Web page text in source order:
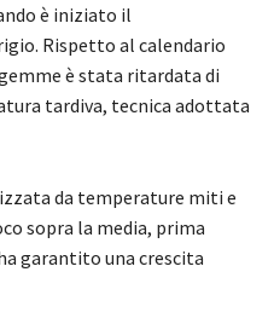
è iniziato il
Rispetto al calendario
è stata ritardata di
tardiva, tecnica adottata
da temperature miti e
sopra la media, prima
garantito una crescita